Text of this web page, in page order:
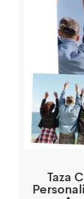
Taza